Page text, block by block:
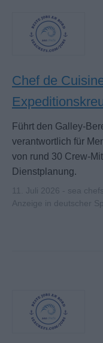
Chef de
Führt den Galley-
verantwortlich für
von rund 30 Crew-
Dienstplanung.
11. Juli 2026 - sea
Anzeige in deutscher